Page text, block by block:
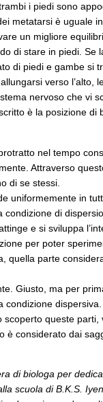
i piedi sono
metatarsi è uguale
un migliore
di stare in piedi. Se
di piedi e gambe si
verso l’alto,
nervoso che vi
è la posizione di
nel tempo
Attraverso
di se stessi.
uniformemente in
di
e si sviluppa
per poter
quella parte
Giusto, ma per
queste parti,
considerato dai
di biologa per
scuola di B.K.S.